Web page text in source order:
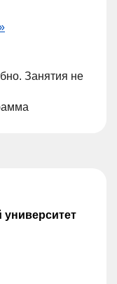
Занятия не